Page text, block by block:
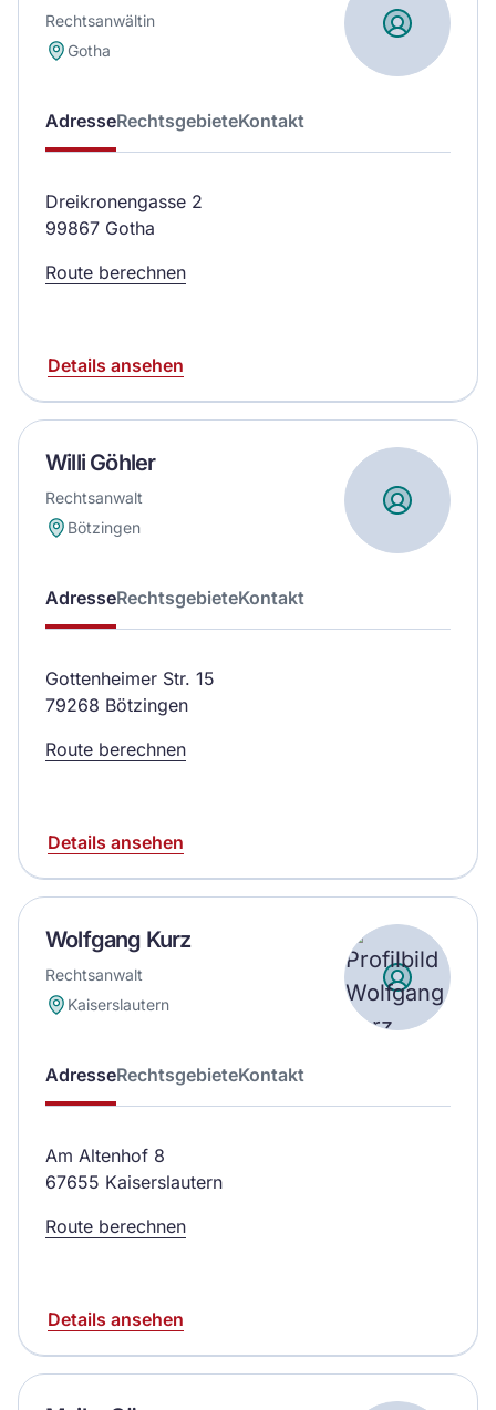
Rechtsanwältin
Gotha
AdresseRechtsgebieteKontakt
Dreikronengasse 2
99867 Gotha
Route berechnen
Details ansehen
Willi Göhler
Rechtsanwalt
Bötzingen
AdresseRechtsgebieteKontakt
Gottenheimer Str. 15
79268 Bötzingen
Route berechnen
Details ansehen
Wolfgang Kurz
Rechtsanwalt
Kaiserslautern
AdresseRechtsgebieteKontakt
Am Altenhof 8
67655 Kaiserslautern
Route berechnen
Details ansehen